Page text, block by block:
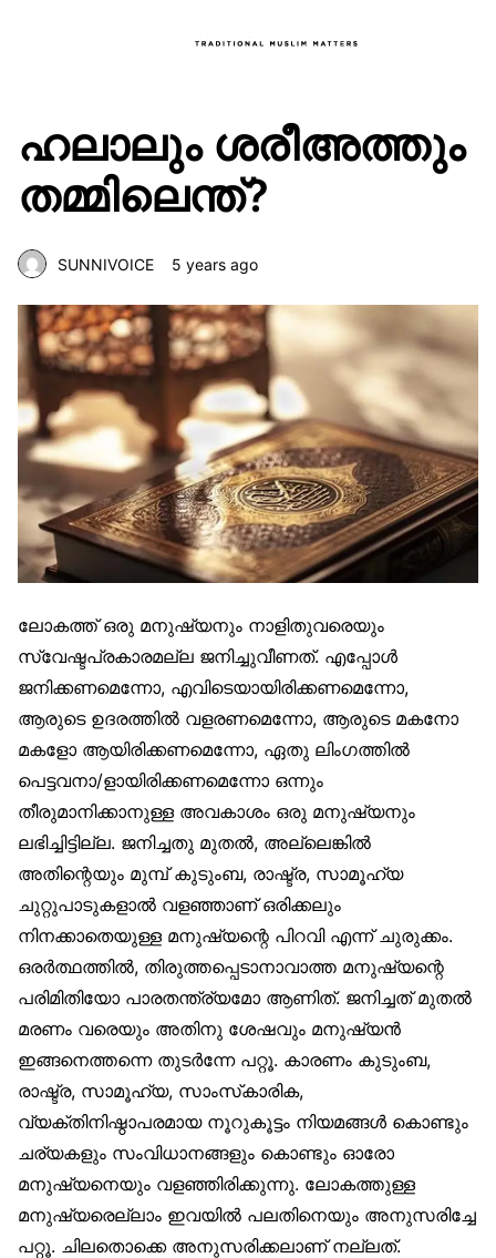
ഹലാലും ശരീഅത്തും
തമ്മിലെന്ത്?
SUNNIVOICE 5 years ago
ലോകത്ത് ഒരു മനുഷ്യനും നാളിതുവരെയും
സ്വേഷ്ടപ്രകാരമല്ല ജനിച്ചുവീണത്. എപ്പോൾ
ജനിക്കണമെന്നോ, എവിടെയായിരിക്കണമെന്നോ,
ആരുടെ ഉദരത്തിൽ വളരണമെന്നോ, ആരുടെ മകനോ
മകളോ ആയിരിക്കണമെന്നോ, ഏതു ലിംഗത്തിൽ
പെട്ടവനാ/ളായിരിക്കണമെന്നോ ഒന്നും
തീരുമാനിക്കാനുള്ള അവകാശം ഒരു മനുഷ്യനും
ലഭിച്ചിട്ടില്ല. ജനിച്ചതു മുതൽ, അല്ലെങ്കിൽ
അതിന്റെയും മുമ്പ് കുടുംബ, രാഷ്ട്ര, സാമൂഹ്യ
ചുറ്റുപാടുകളാൽ വളഞ്ഞാണ് ഒരിക്കലും
നിനക്കാതെയുള്ള മനുഷ്യന്റെ പിറവി എന്ന് ചുരുക്കം.
ഒരർത്ഥത്തിൽ, തിരുത്തപ്പെടാനാവാത്ത മനുഷ്യന്റെ
പരിമിതിയോ പാരതന്ത്ര്യമോ ആണിത്. ജനിച്ചത് മുതൽ
മരണം വരെയും അതിനു ശേഷവും മനുഷ്യൻ
ഇങ്ങനെത്തന്നെ തുടർന്നേ പറ്റൂ. കാരണം കുടുംബ,
രാഷ്ട്ര, സാമൂഹ്യ, സാംസ്‌കാരിക,
വ്യക്തിനിഷ്ഠാപരമായ നൂറുകൂട്ടം നിയമങ്ങൾ കൊണ്ടും
ചര്യകളും സംവിധാനങ്ങളും കൊണ്ടും ഓരോ
മനുഷ്യനെയും വളഞ്ഞിരിക്കുന്നു. ലോകത്തുള്ള
മനുഷ്യരെല്ലാം ഇവയിൽ പലതിനെയും അനുസരിച്ചേ
പറ്റൂ. ചിലതൊക്കെ അനുസരിക്കലാണ് നല്ലത്.